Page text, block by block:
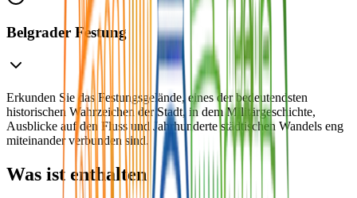
Belgrader Festung
Erkunden Sie das Festungsgelände, eines der bedeutendsten
historischen Wahrzeichen der Stadt, in dem Militärgeschichte,
Ausblicke auf den Fluss und Jahrhunderte städtischen Wandels eng
miteinander verbunden sind.
Was ist enthalten